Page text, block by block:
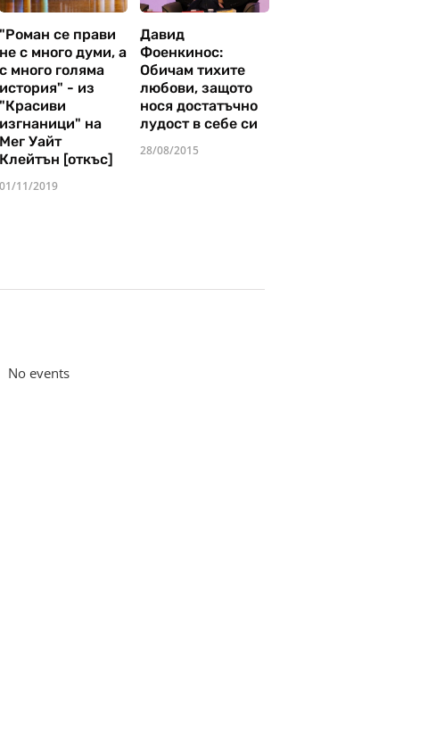
"Роман се прави
не с много думи, а
с много голяма
история" - из
"Красиви
изгнаници" на
Мег Уайт
Клейтън [откъс]
01/11/2019
Давид
Фоенкинос:
Обичам тихите
любови, защото
нося достатъчно
лудост в себе си
28/08/2015
No events